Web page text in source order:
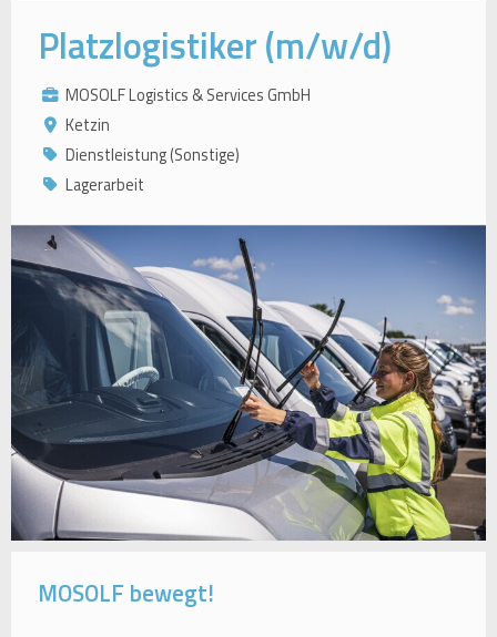
Platzlogistiker (m/w/d)
MOSOLF Logistics & Services GmbH
Ketzin
Dienstleistung (Sonstige)
Lagerarbeit
MOSOLF bewegt!